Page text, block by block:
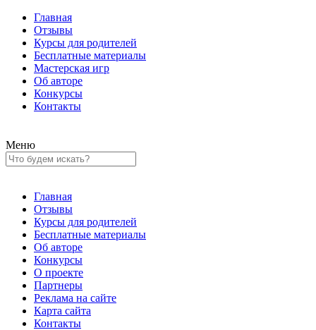
Главная
Отзывы
Курсы для родителей
Бесплатные материалы
Мастерская игр
Об авторе
Конкурсы
Контакты
Меню
Главная
Отзывы
Курсы для родителей
Бесплатные материалы
Об авторе
Конкурсы
О проекте
Партнеры
Реклама на сайте
Карта сайта
Контакты